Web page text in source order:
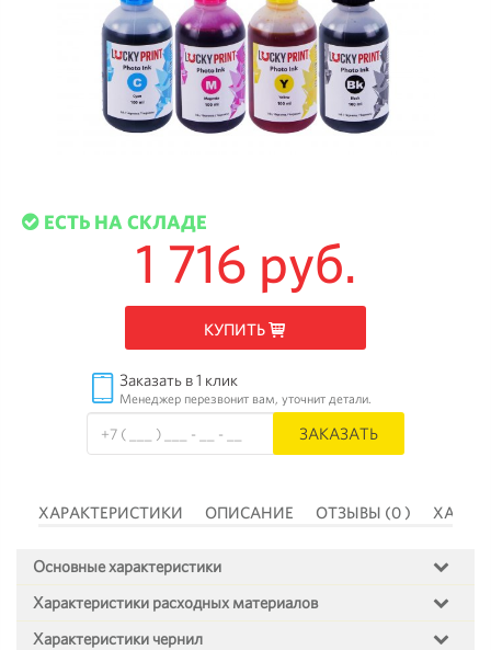
ЕСТЬ НА СКЛАДЕ
1 716 руб.
КУПИТЬ
Заказать в 1 клик
Менеджер перезвонит вам, уточнит детали.
ЗАКАЗАТЬ
ХАРАКТЕРИСТИКИ ОПИСАНИЕ ОТЗЫВЫ (0 )
Основные характеристики
Характеристики расходных материалов
Характеристики чернил